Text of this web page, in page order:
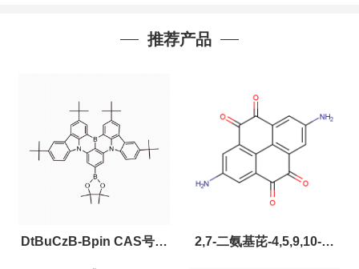
推荐产品
DtBuCzB-Bpin CAS号： 2,7-二氨基芘-4,5,9,10-四